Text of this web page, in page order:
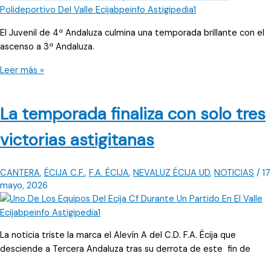
El Juvenil de 4ª Andaluza culmina una temporada brillante con el
ascenso a 3ª Andaluza.
La
Nevaluz
Écija
U.D.
creciendo
Leer más »
La temporada finaliza con solo tres
victorias astigitanas
CANTERA, ÉCIJA C.F., F.A. ÉCIJA, NEVALUZ ÉCIJA UD, NOTICIAS / 17
mayo, 2026
La noticia triste la marca el Alevín A del C.D. F.A. Écija que
desciende a Tercera Andaluza tras su derrota de este fin de